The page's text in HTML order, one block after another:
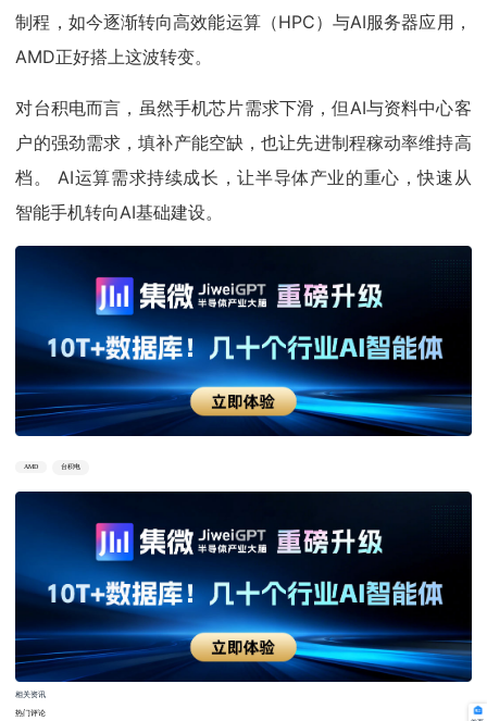
制程，如今逐渐转向高效能运算（HPC）与AI服务器应用，
AMD正好搭上这波转变。
对台积电而言，虽然手机芯片需求下滑，但AI与资料中心客
户的强劲需求，填补产能空缺，也让先进制程稼动率维持高
档。 AI运算需求持续成长，让半导体产业的重心，快速从
智能手机转向AI基础建设。
AMD 台积电
相关资讯
热门评论